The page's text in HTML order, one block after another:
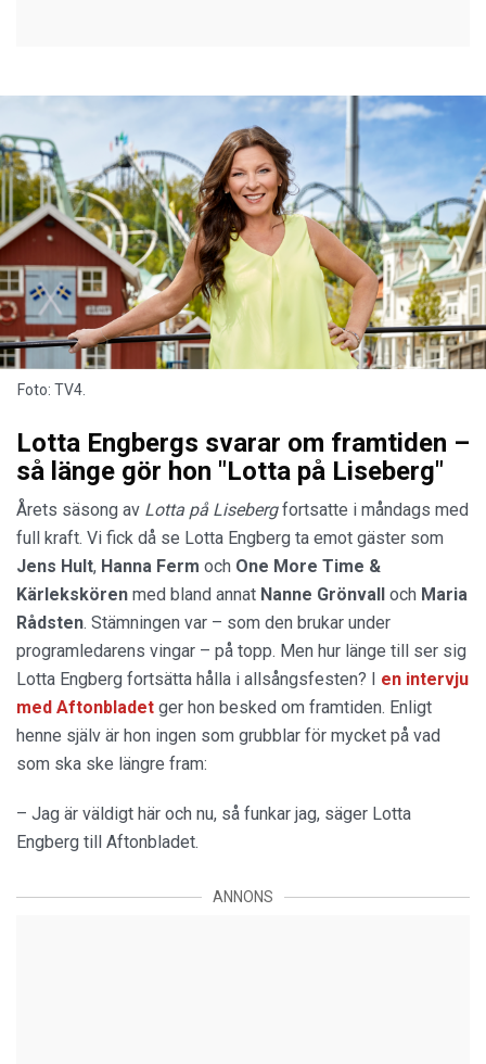
Foto: TV4.
Lotta Engbergs svarar om framtiden –
så länge gör hon "Lotta på Liseberg"
Årets säsong av Lotta på Lisebergfortsatte i måndags med
full kraft. Vi fick då se Lotta Engberg ta emot gäster som
Jens Hult, Hanna Ferm och One More Time &
Kärlekskören med bland annat Nanne Grönvall och Maria
Rådsten. Stämningen var – som den brukar under
programledarens vingar – på topp. Men hur länge till ser sig
Lotta Engberg fortsätta hålla i allsångsfesten? I en intervju
med Aftonbladet ger hon besked om framtiden. Enligt
henne själv är hon ingen som grubblar för mycket på vad
som ska ske längre fram:
– Jag är väldigt här och nu, så funkar jag, säger Lotta
Engberg till Aftonbladet.
ANNONS